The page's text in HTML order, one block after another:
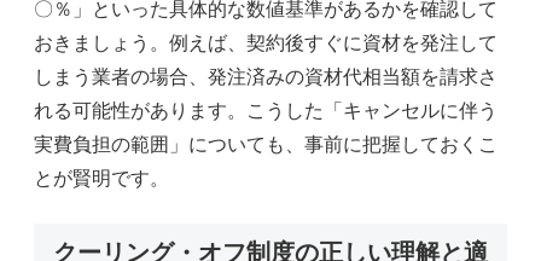
〇％」といった具体的な数値基準があるかを確認して
おきましょう。例えば、契約後すぐに資材を発注して
しまう業者の場合、発注済みの資材代相当額を請求さ
れる可能性があります。こうした「キャンセルに伴う
実費負担の範囲」についても、事前に把握しておくこ
とが賢明です。
クーリング・オフ制度の正しい理解と適